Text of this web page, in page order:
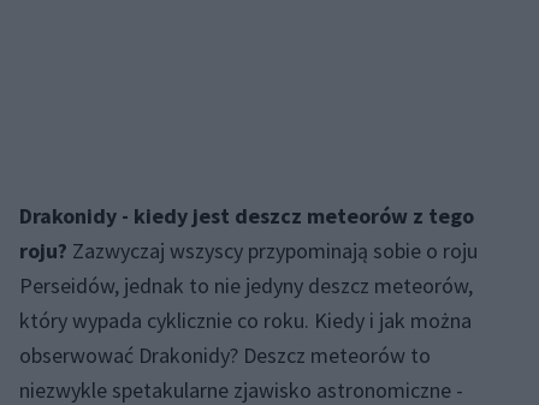
Drakonidy - kiedy jest deszcz meteorów z tego
roju? Zazwyczaj wszyscy przypominają sobie o roju
Perseidów, jednak to nie jedyny deszcz meteorów,
który wypada cyklicznie co roku. Kiedy i jak można
obserwować Drakonidy? Deszcz meteorów to
niezwykle spetakularne zjawisko astronomiczne -